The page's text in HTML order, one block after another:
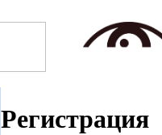
Регистрация